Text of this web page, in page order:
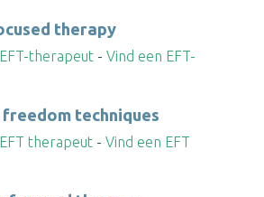
therapy
therapeut - Vind een EFT-
techniques
therapeut - Vind een EFT